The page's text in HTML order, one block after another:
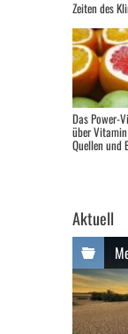
Zeiten des
Das Power-
über
Quellen und
Aktuell